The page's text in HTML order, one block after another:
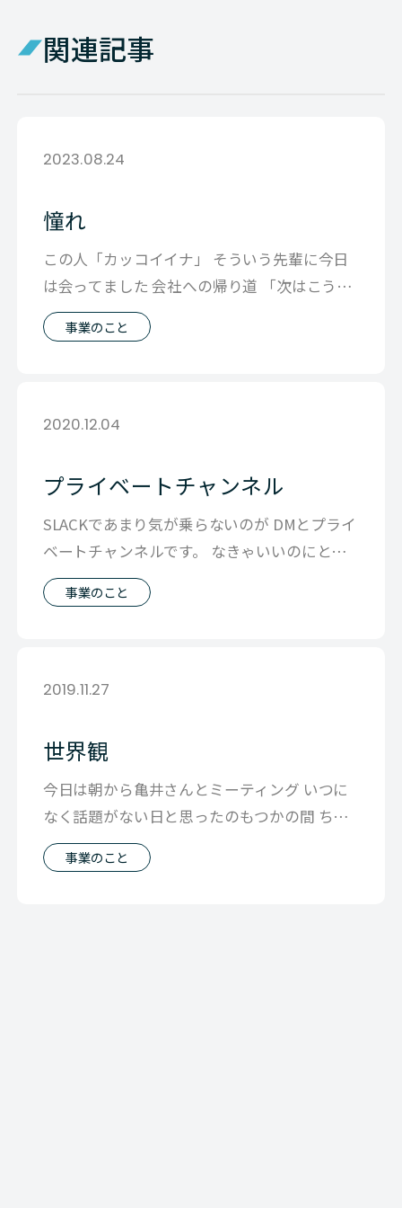
関連記事
2023.08.24
憧れ
この人「カッコイイナ」 そういう先輩に今日
は会ってました 会社への帰り道 「次はこうや
って あーやって」 真似したいこと
事業のこと
2020.12.04
プライベートチャンネル
SLACKであまり気が乗らないのが DMとプライ
ベートチャンネルです。 なきゃいいのにと思
う反面ないとやりとりしにくい
事業のこと
2019.11.27
世界観
今日は朝から亀井さんとミーティング いつに
なく話題がない日と思ったのもつかの間 ちょ
っとした話から話はどんどん深くなって
事業のこと